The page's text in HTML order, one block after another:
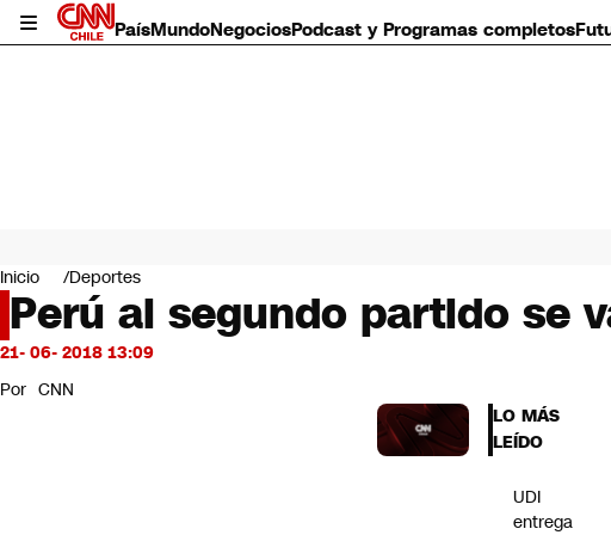
PaísMundoNegociosPodcast y Programas completos
Mundo
Negocios
Deportes
Programas completos
Servicios
Inicio Deportes
Perú al segundo partido se
21- 06- 2018 13:09
Por CNN
LO MÁS
LEÍDO
UDI
entrega